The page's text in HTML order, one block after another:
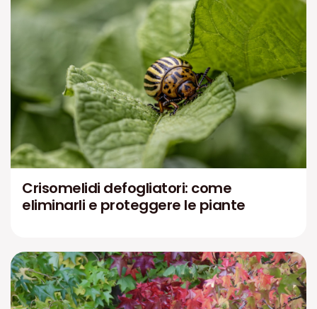
Crisomelidi defogliatori: come
eliminarli e proteggere le piante